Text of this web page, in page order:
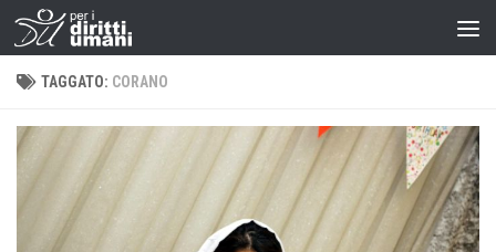
TAGGATO: CORANO